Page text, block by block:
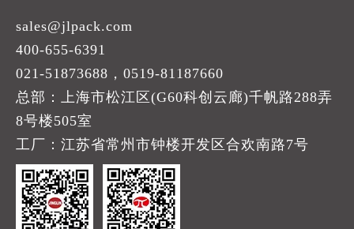
sales@jlpack.com
400-655-6391
021-51873688，0519-81187660
总部：上海市松江区(G60科创云廊)千帆路288弄
8号楼505室
工厂：江苏省常州市钟楼开发区合欢南路7号